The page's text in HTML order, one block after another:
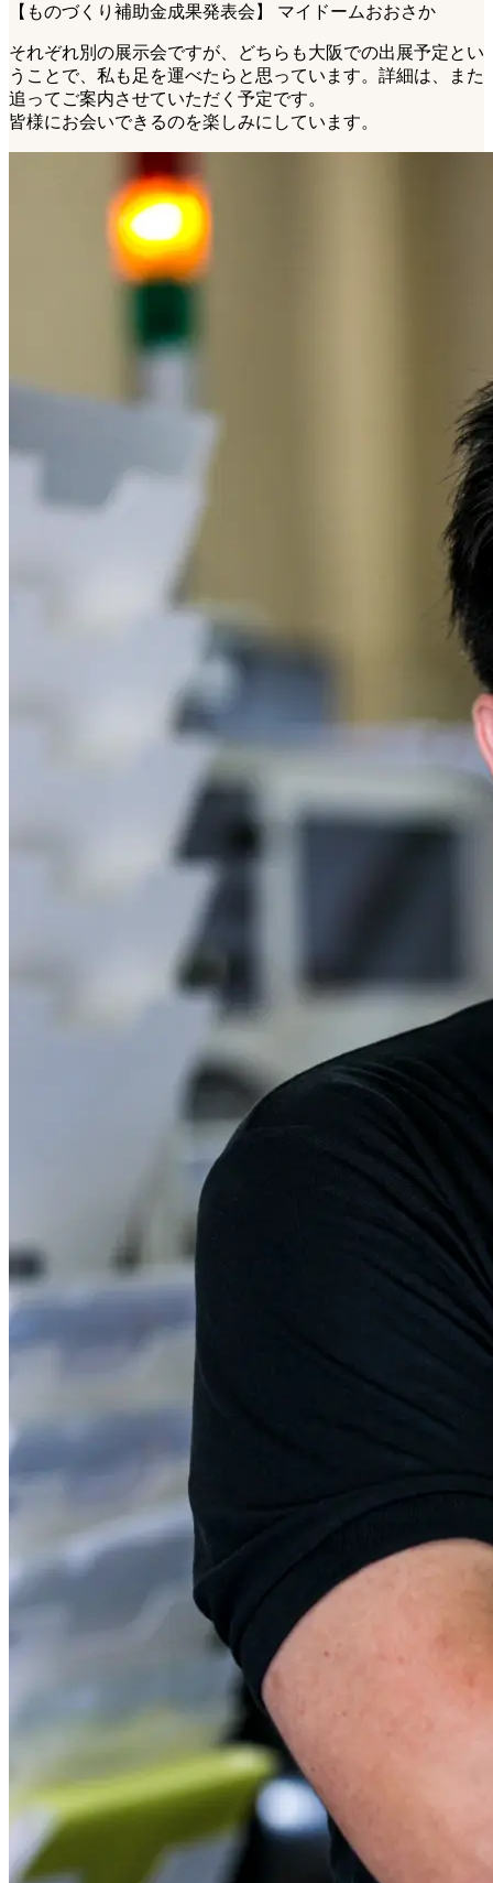
【ものづくり補助金成果発表会】 マイドームおおさか
それぞれ別の展示会ですが、どちらも大阪での出展予定とい
うことで、私も足を運べたらと思っています。詳細は、また
追ってご案内させていただく予定です。
皆様にお会いできるのを楽しみにしています。